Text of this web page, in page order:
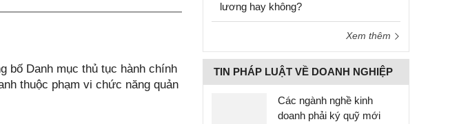
bố Danh mục thủ tục hành chính
thuộc phạm vi chức năng quản
lương hay không?
Xem thêm
TIN PHÁP LUẬT VỀ DOANH NGHIỆP
Các ngành nghề kinh
doanh phải ký quỹ mới